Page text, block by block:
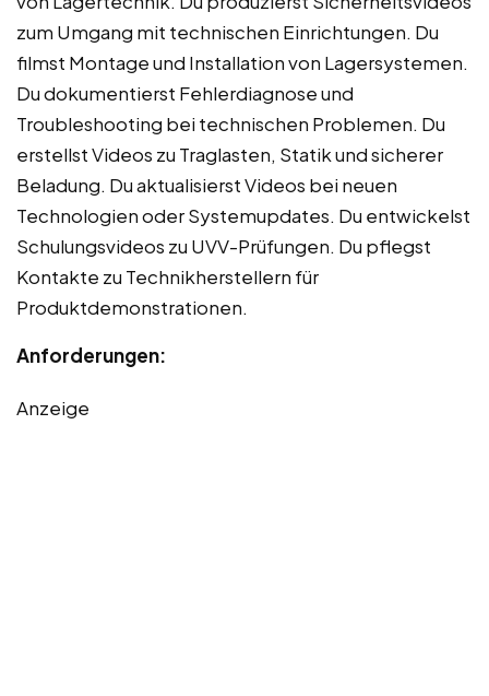
zum Umgang mit technischen Einrichtungen. Du
filmst Montage und Installation von Lagersystemen.
Du dokumentierst Fehlerdiagnose und
Troubleshooting bei technischen Problemen. Du
erstellst Videos zu Traglasten, Statik und sicherer
Beladung. Du aktualisierst Videos bei neuen
Technologien oder Systemupdates. Du entwickelst
Schulungsvideos zu UVV-Prüfungen. Du pflegst
Kontakte zu Technikherstellern für
Produktdemonstrationen.
Anforderungen:
Anzeige